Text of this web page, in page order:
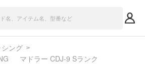
ング
マドラー CDJ-9 Sランク